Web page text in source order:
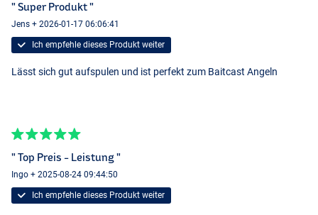
" Super Produkt "
Jens + 2026-01-17 06:06:41
Ich empfehle dieses Produkt weiter
Lässt sich gut aufspulen und ist perfekt zum Baitcast Angeln
" Top Preis - Leistung "
Ingo + 2025-08-24 09:44:50
Ich empfehle dieses Produkt weiter